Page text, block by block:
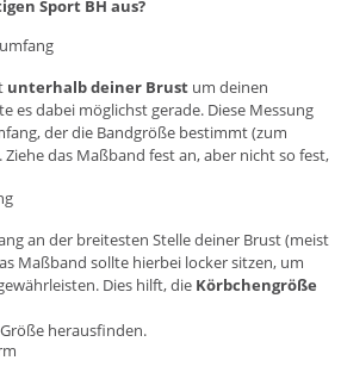
Sport BH aus?
unterhalb deiner Brust um deinen
es dabei möglichst gerade. Diese Messung
der die Bandgröße bestimmt (zum
Ziehe das Maßband fest an, aber nicht so fest,
an der breitesten Stelle deiner Brust (meist
Maßband sollte hierbei locker sitzen, um
Dies hilft, die Körbchengröße
herausfinden.